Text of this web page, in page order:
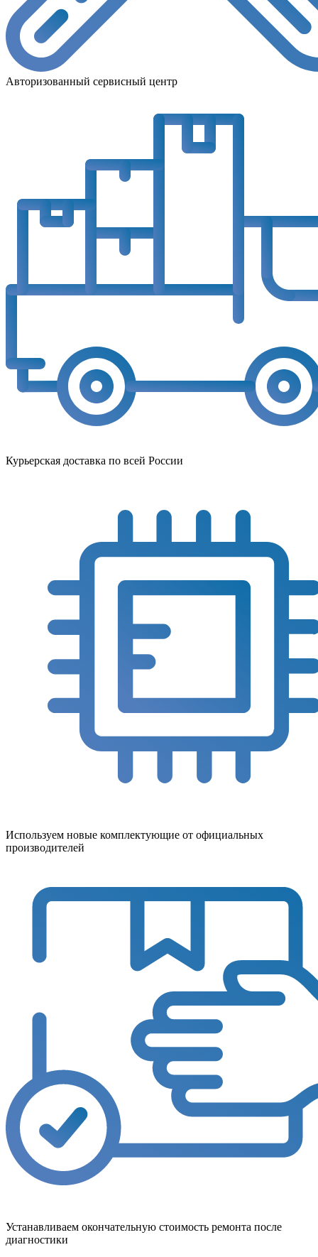
Авторизованный сервисный центр
Курьерская доставка по всей России
Используем новые комплектующие от официальных
производителей
Устанавливаем окончательную стоимость ремонта после
диагностики